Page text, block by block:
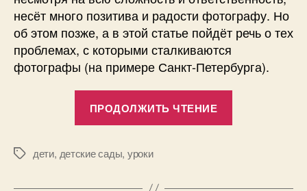
несёт много позитива и радости фотографу. Но
об этом позже, а в этой статье пойдёт речь о тех
проблемах, с которыми сталкиваются
фотографы (на примере Санкт-Петербурга).
ПРОДОЛЖИТЬ ЧТЕНИЕ
Меткидети, детские сады, уроки